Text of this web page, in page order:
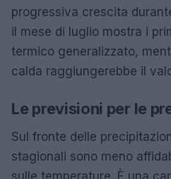
progressiva crescita
il mese di luglio mostra i
termico generalizzato,
calda raggiungerebbe il
Le previsioni per le
Sul fronte delle
stagionali sono meno
sulle temperature. È una